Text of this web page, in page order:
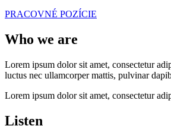
PRACOVNÉ POZÍCIE
Who we are
Lorem ipsum dolor sit amet, consectetur
luctus nec ullamcorper mattis, pulvinar
Lorem ipsum dolor sit amet, consectetur
Listen